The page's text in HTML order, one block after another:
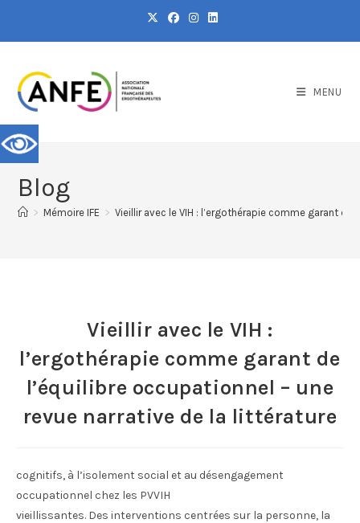
MENU
Blog
> Mémoire IFE > Vieillir avec le VIH : l’ergothérapie comme garant
Vieillir avec le VIH :
l’ergothérapie comme garant de
l’équilibre occupationnel – une
revue narrative de la littérature
cognitifs, à l’isolement social et au désengagement
occupationnel chez les PVVIH
vieillissantes. Des interventions centrées sur la personne, la